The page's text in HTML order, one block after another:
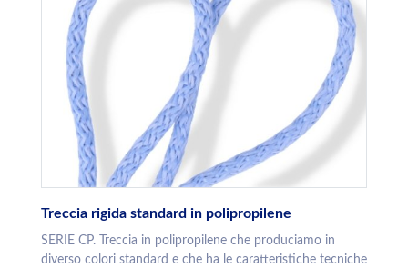
Treccia rigida standard in polipropilene
SERIE CP. Treccia in polipropilene che produciamo in
diverso colori standard e che ha le caratteristiche tecniche